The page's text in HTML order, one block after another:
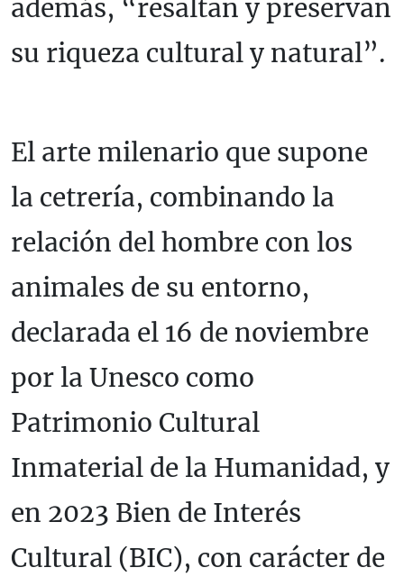
además, “resaltan y preservan
su riqueza cultural y natural”.
El arte milenario que supone
la cetrería, combinando la
relación del hombre con los
animales de su entorno,
declarada el 16 de noviembre
por la Unesco como
Patrimonio Cultural
Inmaterial de la Humanidad, y
en 2023 Bien de Interés
Cultural (BIC), con carácter de